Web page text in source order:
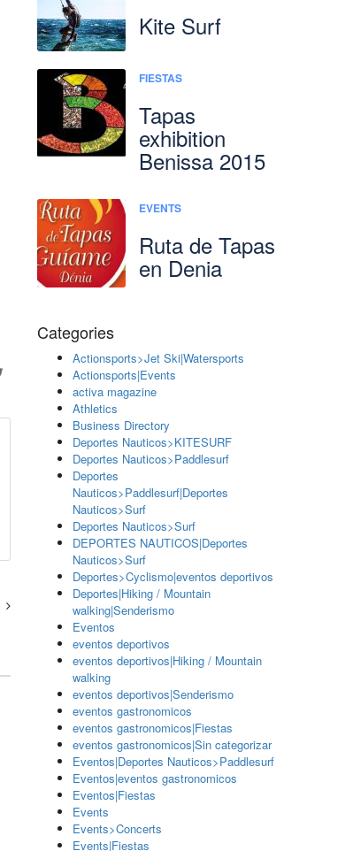
Kite Surf
FIESTAS
Tapas
exhibition
Benissa 2015
EVENTS
Ruta de Tapas
en Denia
Categories
Actionsports>Jet Ski|Watersports
Actionsports|Events
activa magazine
Athletics
Business Directory
Deportes Nauticos>KITESURF
Deportes Nauticos>Paddlesurf
Deportes
Nauticos>Paddlesurf|Deportes
Nauticos>Surf
Deportes Nauticos>Surf
DEPORTES NAUTICOS|Deportes
Nauticos>Surf
Deportes>Cyclismo|eventos deportivos
Deportes|Hiking / Mountain
walking|Senderismo
Eventos
eventos deportivos
eventos deportivos|Hiking / Mountain
walking
eventos deportivos|Senderismo
eventos gastronomicos
eventos gastronomicos|Fiestas
eventos gastronomicos|Sin categorizar
Eventos|Deportes Nauticos>Paddlesurf
Eventos|eventos gastronomicos
Eventos|Fiestas
Events
Events>Concerts
Events|Fiestas